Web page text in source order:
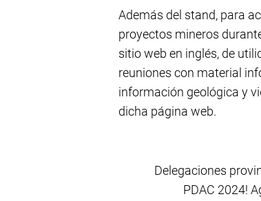
Además del stand, para
proyectos mineros
sitio web en inglés, de
reuniones con material
información geológica y
dicha página web.
Delegaciones
PDAC 2024!